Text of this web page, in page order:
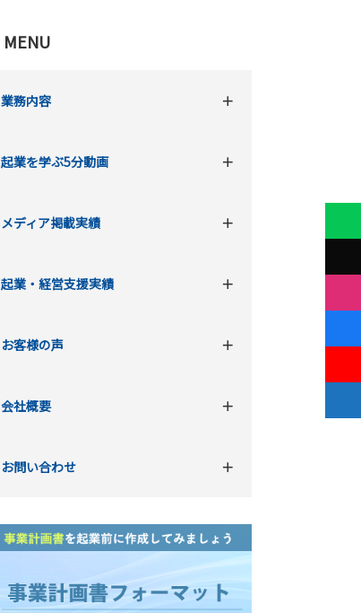
MENU
業務内容
起業を学ぶ5分動画
メディア掲載実績
起業・経営支援実績
お客様の声
会社概要
お問い合わせ